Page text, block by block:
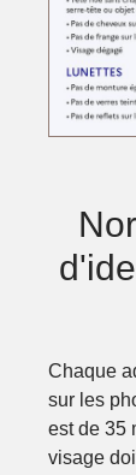
Chaque
sur les
est de 35
visage